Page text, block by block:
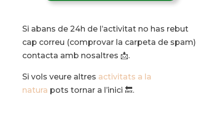
Si abans de 24h de l’activitat no has rebut
cap correu (comprovar la carpeta de spam)
contacta amb nosaltres 📩.
Si vols veure altres activitats a la
natura pots tornar a l’inici 🔙.